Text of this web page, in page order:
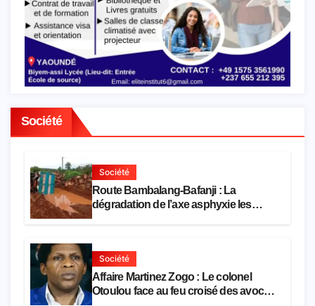
Société
Société
Route Bambalang-Bafanji : La
dégradation de l’axe asphyxie les
Société
Affaire Martinez Zogo : Le colonel
Otoulou face au feu croisé des avocats